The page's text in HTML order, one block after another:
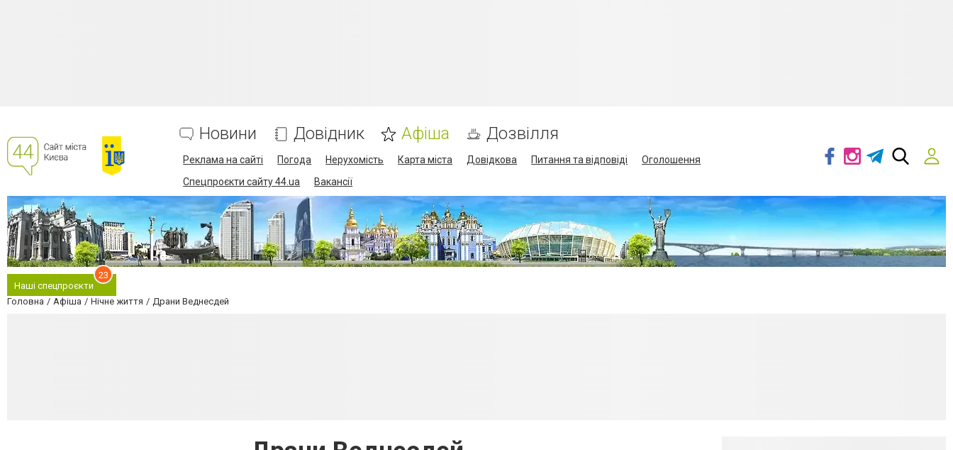
Новини Довідник Афіша Дозвілля
Реклама на сайті Погода Нерухомість Карта міста Довідкова Питання та відповіді
Оголошення
Спецпроєкти сайту 44.ua
Вакансії
Наші спецпроєкти
23
Головна Афіша Нічне життя Драни Веднесдей